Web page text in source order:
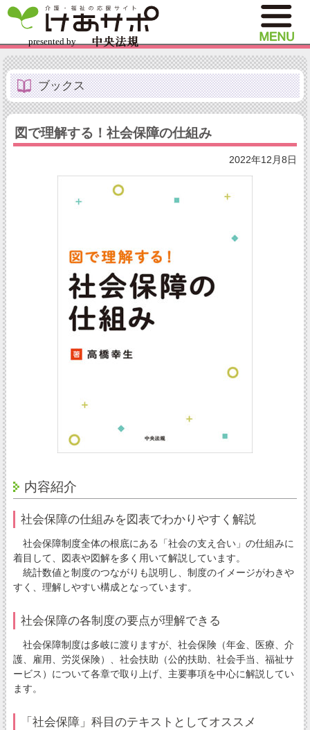
ブックス
図で理解する！社会保障の仕組み
2022年12月8日
内容紹介
社会保障の仕組みを図表でわかりやすく解説
社会保障制度全体の根底にある「社会の支え合い」の仕組みに
着目して、図表や図解を多く用いて解説しています。
統計数値と制度のつながりも説明し、制度のイメージがわきや
すく、理解しやすい構成となっています。
社会保障の各制度の要点が理解できる
社会保障制度は多岐に渡りますが、社会保険（年金、医療、介
護、雇用、労災保険）、社会扶助（公的扶助、社会手当、福祉サ
ービス）について各章で取り上げ、主要事項を中心に解説してい
ます。
「社会保障」科目のテキストとしてオススメ